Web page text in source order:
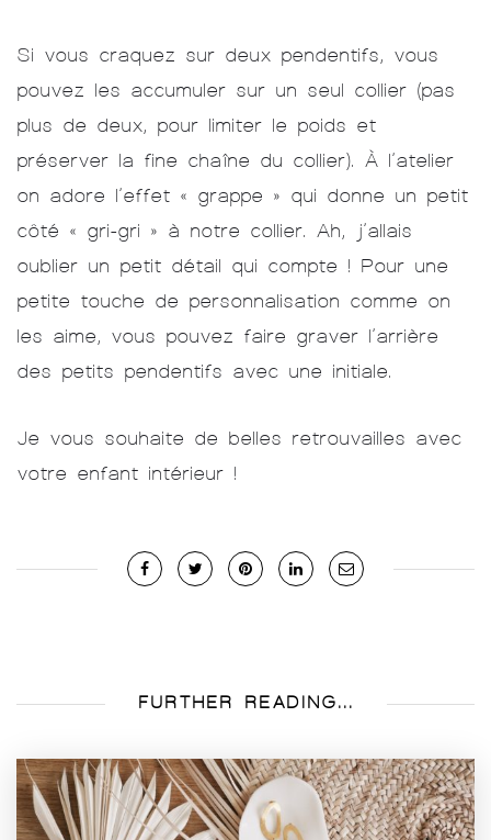
Si vous craquez sur deux pendentifs, vous
pouvez les accumuler sur un seul collier (pas
plus de deux, pour limiter le poids et
préserver la fine chaîne du collier). À l’atelier
on adore l’effet « grappe » qui donne un petit
côté « gri-gri » à notre collier. Ah, j’allais
oublier un petit détail qui compte ! Pour une
petite touche de personnalisation comme on
les aime, vous pouvez faire graver l’arrière
des petits pendentifs avec une initiale.
Je vous souhaite de belles retrouvailles avec
votre enfant intérieur !
FURTHER READING...